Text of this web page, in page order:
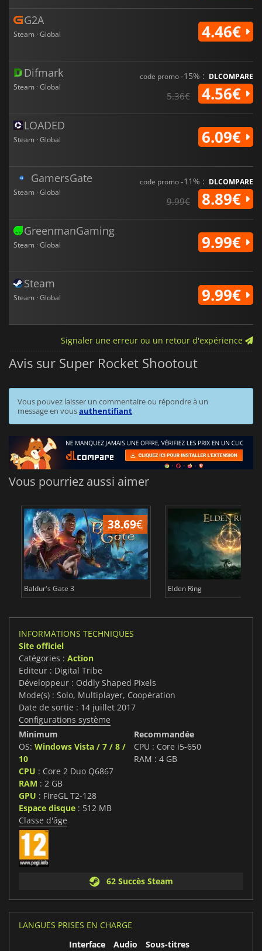
G2A
Steam · Global 4.46€
Difmark
Steam · Global
code promo-15% : DLCOMPARE
5.36€ 4.56€
LOADED
Steam · Global 6.09€
GamersGate
Steam · Global
code promo-11% : DLCOMPARE
9.99€ 8.89€
GreenmanGaming
Steam · Global 9.99€
Steam
Steam · Global 9.99€
Signaler une erreur ou un retour d'expérience
Avis sur Super Rocket Shootout
Vous pouvez laisser un commentaire ou répondre à un
message en vousauthentifiant
Vous pourriez aussi aimer
38.69€
Baldur's Gate 3 Elden Ring
INFORMATIONS TECHNIQUES
Site officiel
Catégories : Action
Editeur : Digital Tribe
Développeur : Oddly Shaped Pixels
Mode(s) : Solo, Multiplayer, Coopération
Date de sortie : 14 juillet 2017
Configurations système
Minimum
OS: Windows Vista / 7 / 8 /
10
CPU : Core 2 Duo Q6867
RAM : 2 GB
GPU : FireGL T2-128
Espace disque : 512 MB
Recommandée
CPU : Core i5-650
RAM : 4 GB
Classe d'âge
62 Succès Steam
LANGUES PRISES EN CHARGE
Interface
Audio Sous-titres